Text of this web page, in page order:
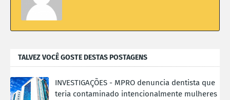
TALVEZ VOCÊ GOSTE DESTAS POSTAGENS
INVESTIGAÇÕES - MPRO denuncia dentista que
teria contaminado intencionalmente mulheres